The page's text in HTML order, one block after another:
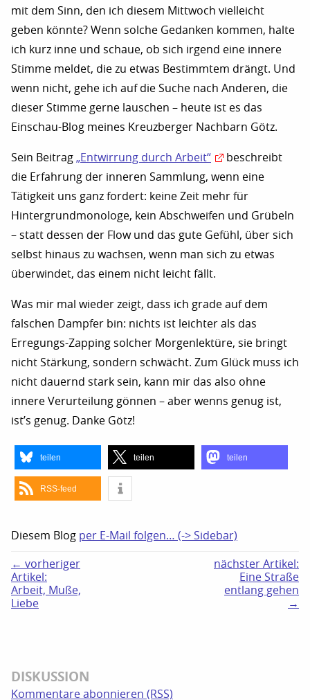
mit dem Sinn, den ich diesem Mittwoch vielleicht
geben könnte? Wenn solche Gedanken kommen, halte
ich kurz inne und schaue, ob sich irgend eine innere
Stimme meldet, die zu etwas Bestimmtem drängt. Und
wenn nicht, gehe ich auf die Suche nach Anderen, die
dieser Stimme gerne lauschen – heute ist es das
Einschau-Blog meines Kreuzberger Nachbarn Götz.
Sein Beitrag „Entwirrung durch Arbeit“
beschreibt
die Erfahrung der inneren Sammlung, wenn eine
Tätigkeit uns ganz fordert: keine Zeit mehr für
Hintergrundmonologe, kein Abschweifen und Grübeln
– statt dessen der Flow und das gute Gefühl, über sich
selbst hinaus zu wachsen, wenn man sich zu etwas
überwindet, das einem nicht leicht fällt.
Was mir mal wieder zeigt, dass ich grade auf dem
falschen Dampfer bin: nichts ist leichter als das
Erregungs-Zapping solcher Morgenlektüre, sie bringt
nicht Stärkung, sondern schwächt. Zum Glück muss ich
nicht dauernd stark sein, kann mir das also ohne
innere Verurteilung gönnen – aber wenns genug ist,
ist’s genug. Danke Götz!
teilen teilen teilen
RSS-feed
Diesem Blog per E-Mail folgen… (-> Sidebar)
← vorheriger
Artikel:
Arbeit, Muße,
Liebe
nächster Artikel:
Eine Straße
entlang gehen
→
DISKUSSION
Kommentare abonnieren (RSS)